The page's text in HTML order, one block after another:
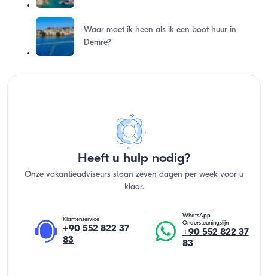
Waar moet ik heen als ik een boot huur in
Demre?
Heeft u hulp nodig?
Onze vakantieadviseurs staan zeven dagen per week voor u
klaar.
Klantenservice
+90 552 822 37
83
WhatsApp
Ondersteuningslijn
+90 552 822 37
83